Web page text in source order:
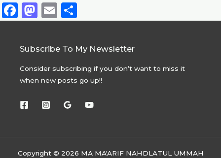
F
a
c
e
b
o
o
M
a
st
o
d
o
n
E
m
ai
l
h
a
re
Subscribe To My Newsletter
Consider subscribing if you don’t want to miss it
when new posts go up!!
Copyright © 2026 MA MA'ARIF NAHDLATUL UMMAH